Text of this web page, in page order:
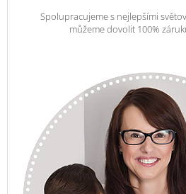
Spolupracujeme s nejlepšími
můžeme dovolit 100%